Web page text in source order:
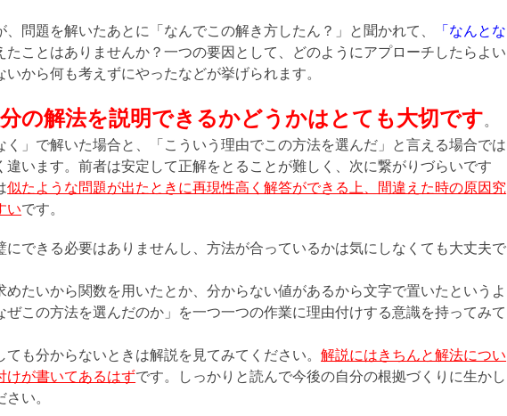
、問題を解いたあとに「なんでこの解き方したん？」と聞かれて、
「なんとな
たことはありませんか？一つの要因として、どのようにアプローチしたらよい
いから何も考えずにやったなどが挙げられます。
の解法を説明できるかどうかはとても大切です。
く」で解いた場合と、「こういう理由でこの方法を選んだ」と言える場合では
違います。前者は安定して正解をとることが難しく、次に繋がりづらいです
似たような問題が出たときに再現性高く解答ができる上、間違えた時の原因究
いです。
にできる必要はありませんし、方法が合っているかは気にしなくても大丈夫で
めたいから関数を用いたとか、分からない値があるから文字で置いたというよ
ぜこの方法を選んだのか」を一つ一つの作業に理由付けする意識を持ってみて
ても分からないときは解説を見てみてください。解説にはきちんと解法につい
けが書いてあるはずです。しっかりと読んで今後の自分の根拠づくりに生かし
い。